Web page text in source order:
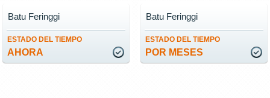
ESTADO DEL TIEMPO
AHORA
Batu Feringgi
ESTADO DEL TIEMPO
POR MESES
Batu Feringgi